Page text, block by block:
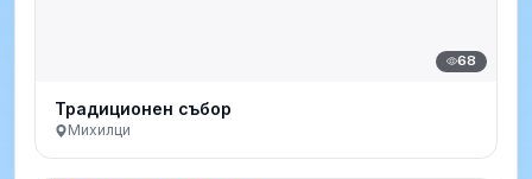
68
Традиционен събор
Михилци